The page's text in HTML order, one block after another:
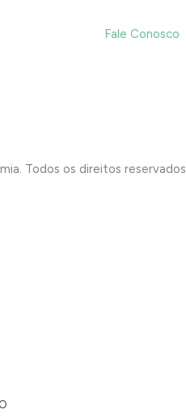
Fale Conosco
Todos os direitos reservados.